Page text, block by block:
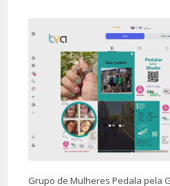
Grupo de Mulheres Pedala pela